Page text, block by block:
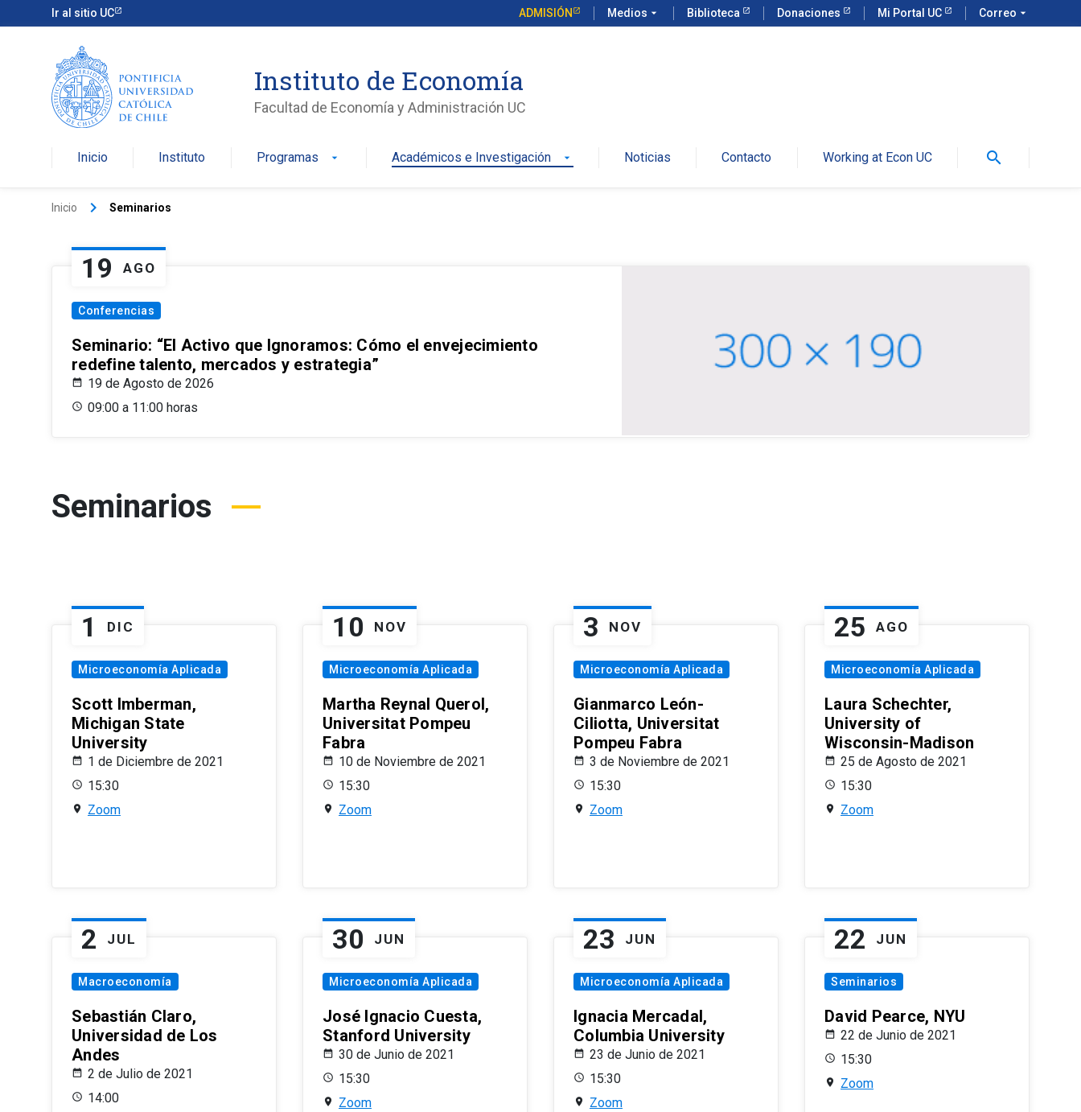
Ir al sitio UC ADMISIÓN Medios arrow_drop_down Biblioteca Donaciones Mi Portal UC Correo arrow_drop_down
Instituto de Economía
Facultad de Economía y Administración UC
Inicio Instituto Programas arrow_drop_down Académicos e Investigación arrow_drop_down Noticias Contacto Working at Econ UC search
Inicio keyboard_arrow_right Seminarios
19 AGO
Conferencias
Seminario: “El Activo que Ignoramos: Cómo el envejecimiento
redefine talento, mercados y estrategia”
19 de Agosto de 2026
09:00 a 11:00 horas
Seminarios
1 DIC
Microeconomía Aplicada
Scott Imberman,
Michigan State
University
1 de Diciembre de 2021
15:30
Zoom
10 NOV
Microeconomía Aplicada
Martha Reynal Querol,
Universitat Pompeu
Fabra
10 de Noviembre de 2021
15:30
Zoom
3 NOV
Microeconomía Aplicada
Gianmarco León-
Ciliotta, Universitat
Pompeu Fabra
3 de Noviembre de 2021
15:30
Zoom
25 AGO
Microeconomía Aplicada
Laura Schechter,
University of
Wisconsin-Madison
25 de Agosto de 2021
15:30
Zoom
2 JUL
Macroeconomía
Sebastián Claro,
Universidad de Los
Andes
2 de Julio de 2021
14:00
30 JUN
Microeconomía Aplicada
José Ignacio Cuesta,
Stanford University
30 de Junio de 2021
15:30
Zoom
23 JUN
Microeconomía Aplicada
Ignacia Mercadal,
Columbia University
23 de Junio de 2021
15:30
Zoom
22 JUN
Seminarios
David Pearce, NYU
22 de Junio de 2021
15:30
Zoom